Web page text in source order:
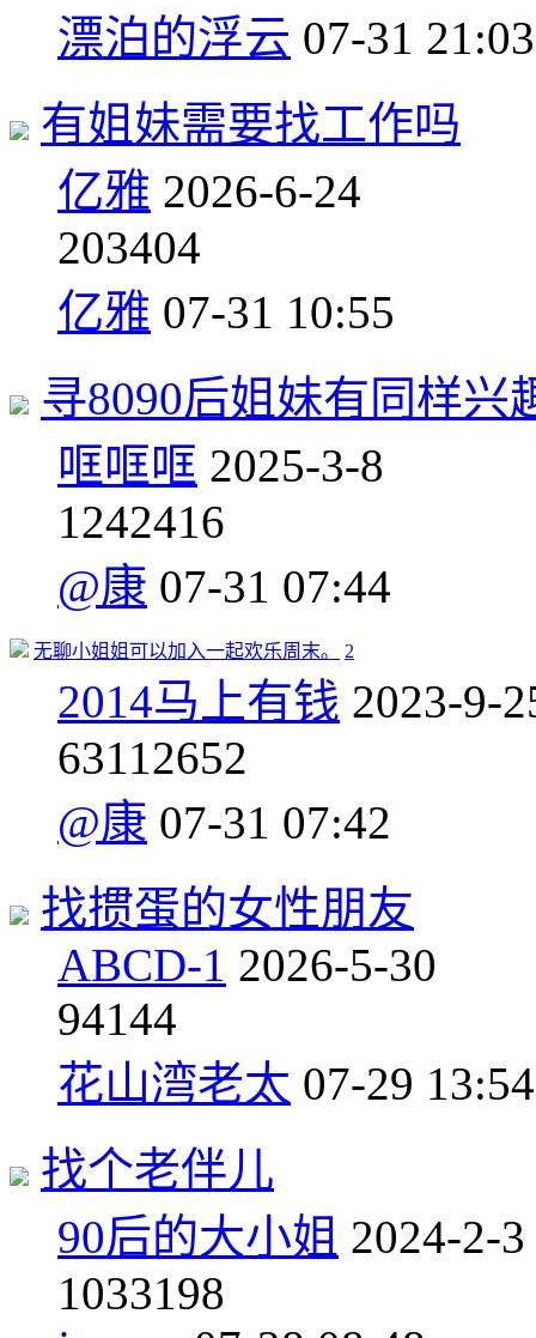
漂泊的浮云 07-31 21:03
有姐妹需要找工作吗
亿雅 2026-6-24
203404
亿雅 07-31 10:55
寻8090后姐妹有同样兴
哐哐哐 2025-3-8
1242416
@康 07-31 07:44
无聊小姐姐可以加入一起欢乐周末。 2
2014马上有钱 2023-9-
63112652
@康 07-31 07:42
找掼蛋的女性朋友
ABCD-1 2026-5-30
94144
花山湾老太 07-29 13:54
找个老伴儿
90后的大小姐 2024-2-3
1033198